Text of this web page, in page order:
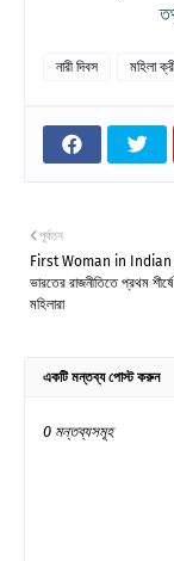
নারী দিবস মহিলা
পূর্বতন
First Woman in
ভারতের রাজনীতিতে প্রথম
মহিলারা
একটি মন্তব্য পোস্ট করুন
0 মন্তব্যসমূহ